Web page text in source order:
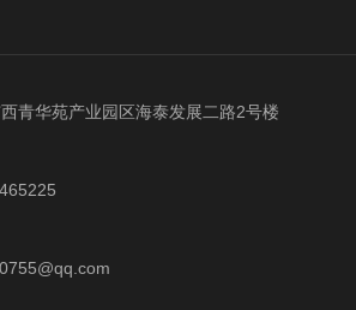
青华苑产业园区海泰发展二路2号楼